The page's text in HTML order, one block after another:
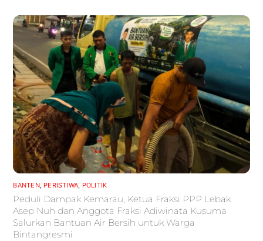
BANTEN, PERISTIWA POLITIK
Peduli Dampak Kemarau, Ketua Fraksi PPP Lebak
Asep Nuh dan Anggota Fraksi Adiwinata Kusuma
Salurkan Bantuan Air Bersih untuk Warga
Bintangresmi